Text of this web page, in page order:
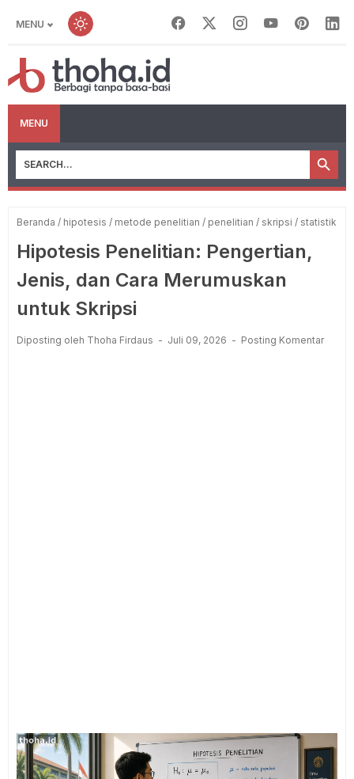
MENU
MENU
Beranda / hipotesis / metode penelitian / penelitian / skripsi / statistik
Hipotesis Penelitian: Pengertian,
Jenis, dan Cara Merumuskan
untuk Skripsi
Diposting oleh Thoha Firdaus Juli 09, 2026 Posting Komentar